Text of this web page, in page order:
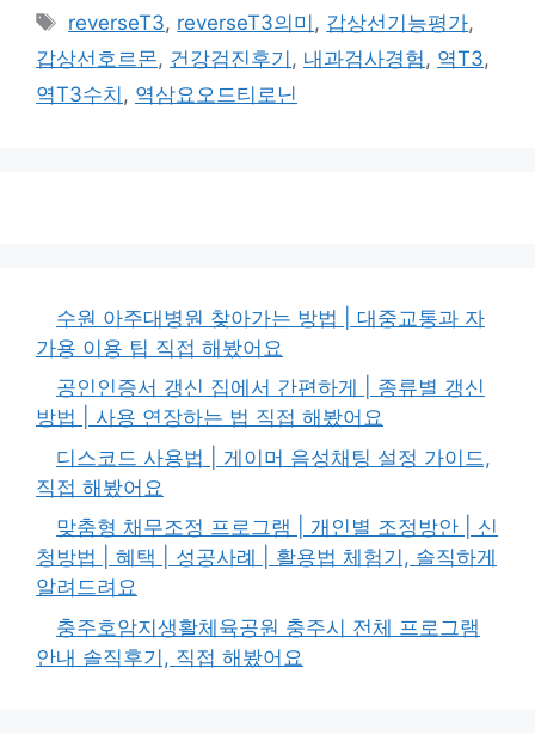
리
태
그
reverseT3, reverseT3의미 , 갑상선기능평가,
갑상선호르몬, 건강검진후기 , 내과검사경험 , 역T3,
역T3수치 , 역삼요오드티로닌
수원 아주대병원 찾아가는 방법 | 대중교통과 자
가용 이용 팁 직접 해봤어요
공인인증서 갱신 집에서 간편하게 | 종류별 갱신
방법 | 사용 연장하는 법 직접 해봤어요
디스코드 사용법 | 게이머 음성채팅 설정 가이드,
직접 해봤어요
맞춤형 채무조정 프로그램 | 개인별 조정방안 | 신
청방법 | 혜택 | 성공사례 | 활용법 체험기, 솔직하게
알려드려요
충주호암지생활체육공원 충주시 전체 프로그램
안내 솔직후기, 직접 해봤어요